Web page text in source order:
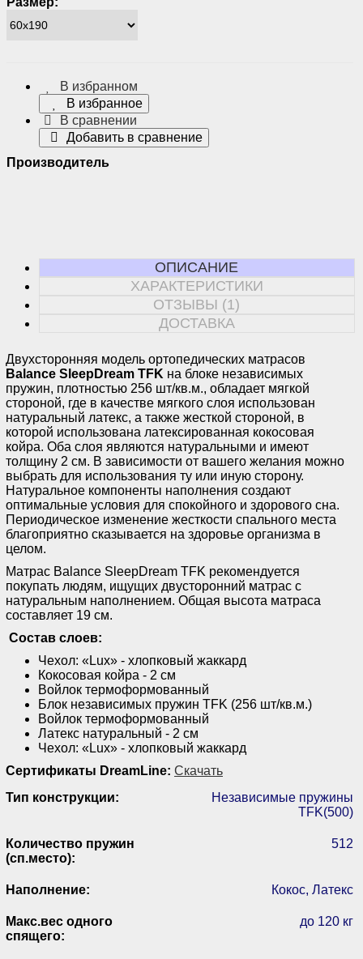
В избранном
В избранное
В сравнении
Добавить в сравнение
Производитель
ОПИСАНИЕ
ХАРАКТЕРИСТИКИ
ОТЗЫВЫ (1)
ДОСТАВКА
Двухсторонняя модель ортопедических матрасов
Balance SleepDream TFK на блоке независимых
пружин, плотностью 256 шт/кв.м., обладает мягкой
стороной, где в качестве мягкого слоя использован
натуральный латекс, а также жесткой стороной, в
которой использована латексированная кокосовая
койра. Оба слоя являются натуральными и имеют
толщину 2 см. В зависимости от вашего желания можно
выбрать для использования ту или иную сторону.
Натуральное компоненты наполнения создают
оптимальные условия для спокойного и здорового сна.
Периодическое изменение жесткости спального места
благоприятно сказывается на здоровье организма в
целом.
Матрас Balance SleepDream TFK рекомендуется
покупать людям, ищущих двусторонний матрас с
натуральным наполнением. Общая высота матраса
составляет 19 см.
Состав слоев:
Чехол: «Lux» - хлопковый жаккард
Кокосовая койра - 2 см
Войлок термоформованный
Блок независимых пружин TFK (256 шт/кв.м.)
Войлок термоформованный
Латекс натуральный - 2 см
Чехол: «Lux» - хлопковый жаккард
Сертификаты DreamLine: Скачать
Тип конструкции:
Независимые пружины
TFK(500)
Количество пружин
(сп.место):
512
Наполнение: Кокос, Латекс
Макс.вес одного
спящего:
до 120 кг